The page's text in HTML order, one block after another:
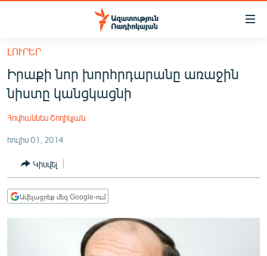
Մատչելիության
հիմնական
բովանդակությանը
Անցնել
հիմնական
մենյուին
ՀԱՅԱՍՏԱՆ
ՔԱՂԱՔԱԿԱՆ
ԸՆՏՐՈՒԹՅՈՒՆՆԵՐ 2026
ԻՐԱՎՈՒՆՔ
ՀԱՍԱՐԱԿՈՒԹՅՈՒՆ
ՏՆՏԵՍՈՒԹՅՈՒՆ
ՊԱՏԵՐԱԶՄԻ 6 ՇԱԲԱԹՆԵՐԸ
ԼՈՒՐԵՐ
Իրաքի նոր խորհրդարանը առաջին
նիստը կանցկացնի
Հովհաննես Շողիկյան
հուլիս 01, 2014
Կիսվել
Ավելացրեք մեզ Google-ում